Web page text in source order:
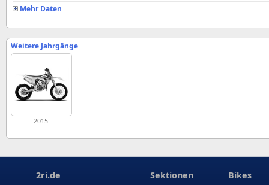
Mehr Daten
Weitere Jahrgänge
2015
2ri.de Sektionen Bikes